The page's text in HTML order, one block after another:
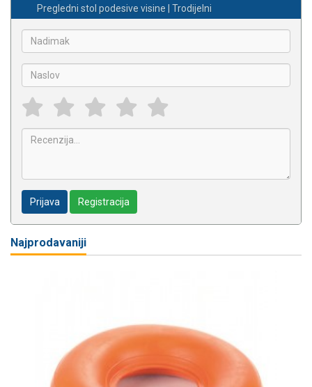
Pregledni stol podesive visine | Trodijelni
Prijava Registracija
Najprodavaniji